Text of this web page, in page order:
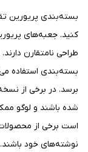
بسته‌بندی پریورین
کنید. جعبه‌های
طراحی نامتقارن
بسته‌بندی استفاده
برسد. در برخی از
شده باشند و لوگو
است برخی از محصولات
نوشته‌های خود باشند.